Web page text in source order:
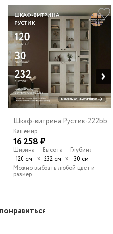
Шкаф-витрина Рустик-222bb
Кашемир
16 258 ₽
Ширина
120 см
х
Высота
232 см х
Глубина
30 см
Можно выбрать любой цвет и
размер